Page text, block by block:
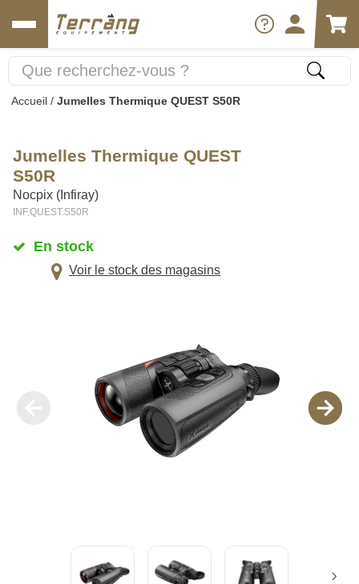
Accueil / Jumelles Thermique QUEST S50R
Jumelles Thermique QUEST
S50R
Nocpix (Infiray)
INF.QUEST.S50R
En stock
Voir le stock des magasins